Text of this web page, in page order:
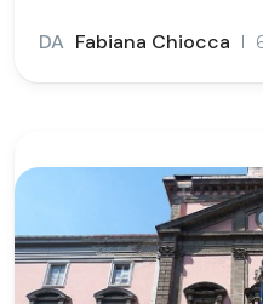
DA Fabiana Chiocca